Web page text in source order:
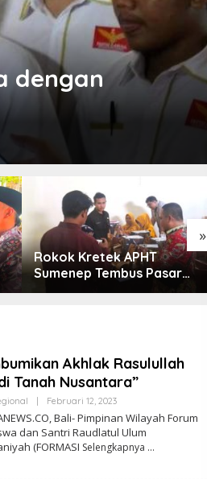
dengan
»
Rokok Kretek APHT
Sumenep Tembus Pasar
Indonesia Timur
Akhlak Rasulullah
Tanah Nusantara”
Februari 12, 2023Oleh
Bali- Pimpinan Wilayah Forum
dan Santri Raudlatul Ulum
(FORMASI Selengkapnya